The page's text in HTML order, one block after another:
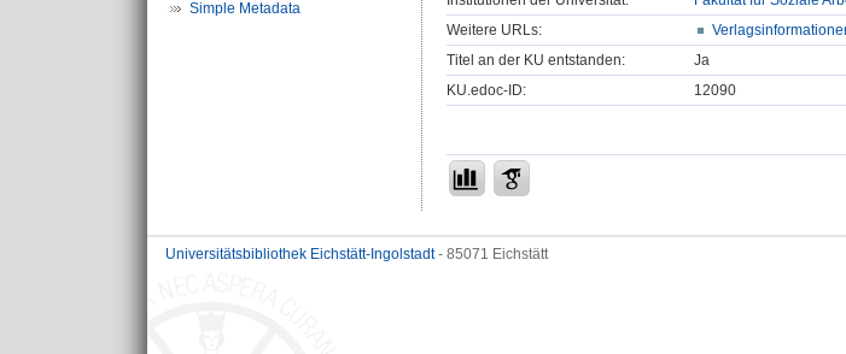
Simple Metadata
Weitere URLs:
Titel an der KU entstanden:
Ja
KU.edoc-ID:
12090
Universitätsbibliothek Eichstätt-Ingolstadt- 85071 Eichstätt